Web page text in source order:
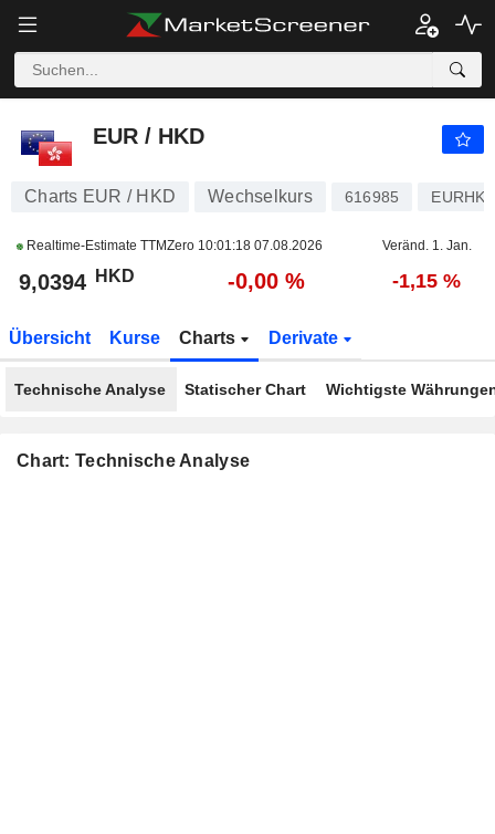
EUR / HKD -0,00 %
EUR / HKD
Charts EUR / HKD Wechselkurs 616985
Realtime-Estimate TTMZero 10:01:18 07.08.2026 Veränd. 1. Jan.
9,0394 HKD -0,00 % -1,15 %
Übersicht Kurse Charts Derivate
Technische Analyse Statischer Chart Wichtigste
Chart: Technische Analyse